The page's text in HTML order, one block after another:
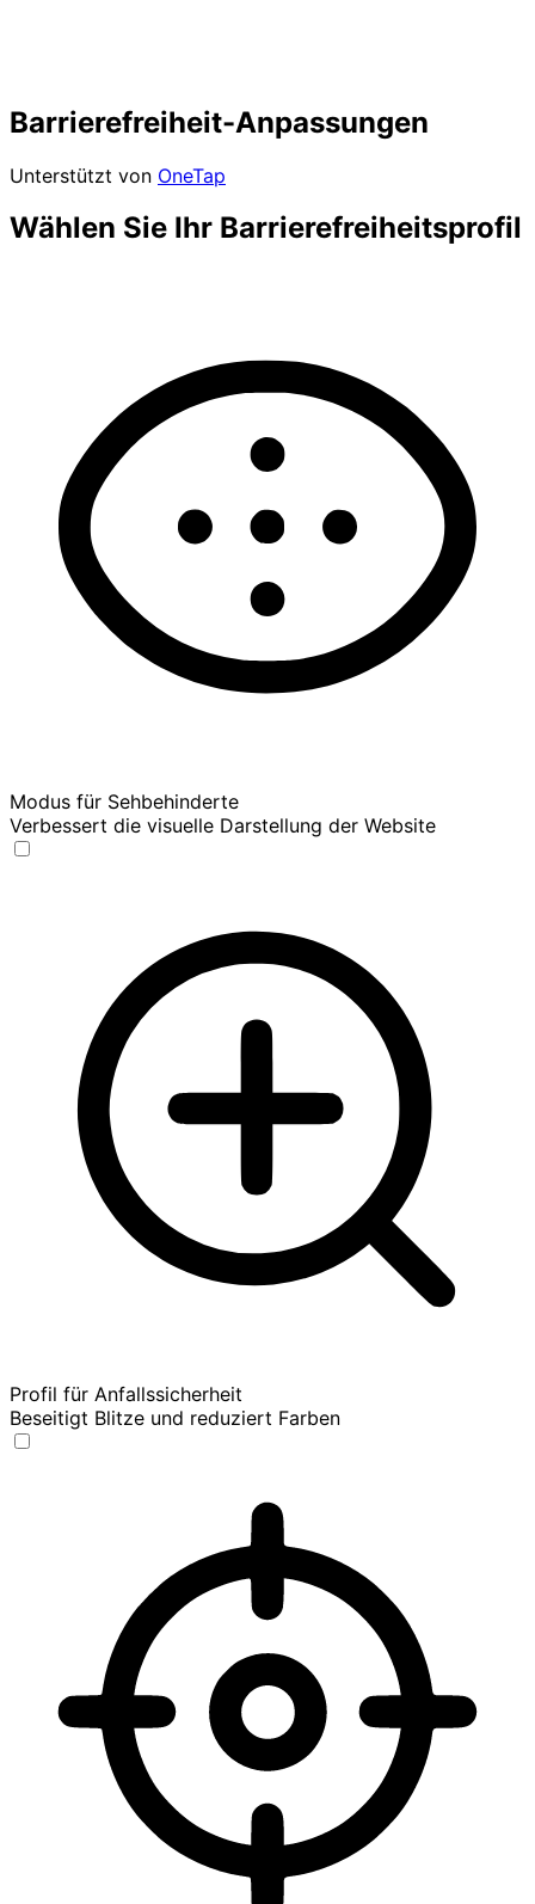
Barrierefreiheit-Anpassungen
Unterstützt von OneTap
Wählen Sie Ihr Barrierefreiheitsprofil
Modus für Sehbehinderte
Verbessert die visuelle Darstellung der Website
Profil für Anfallssicherheit
Beseitigt Blitze und reduziert Farben